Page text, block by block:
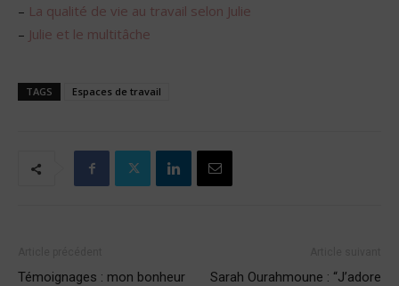
– La qualité de vie au travail selon Julie
– Julie et le multitâche
TAGS Espaces de travail
Témoignages : mon bonheur
Sarah Ourahmoune : “J’adore